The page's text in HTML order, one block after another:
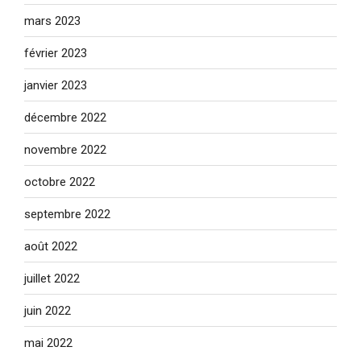
mars 2023
février 2023
janvier 2023
décembre 2022
novembre 2022
octobre 2022
septembre 2022
août 2022
juillet 2022
juin 2022
mai 2022